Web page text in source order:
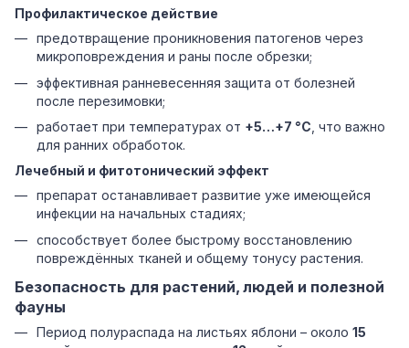
Профилактическое действие
предотвращение проникновения патогенов через
микроповреждения и раны после обрезки;
эффективная ранневесенняя защита от болезней
после перезимовки;
работает при температурах от +5…+7 °C , что важно
для ранних обработок.
Лечебный и фитотонический эффект
препарат останавливает развитие уже имеющейся
инфекции на начальных стадиях;
способствует более быстрому восстановлению
повреждённых тканей и общему тонусу растения.
Безопасность для растений, людей и полезной
фауны
Период полураспада на листьях яблони – около 15